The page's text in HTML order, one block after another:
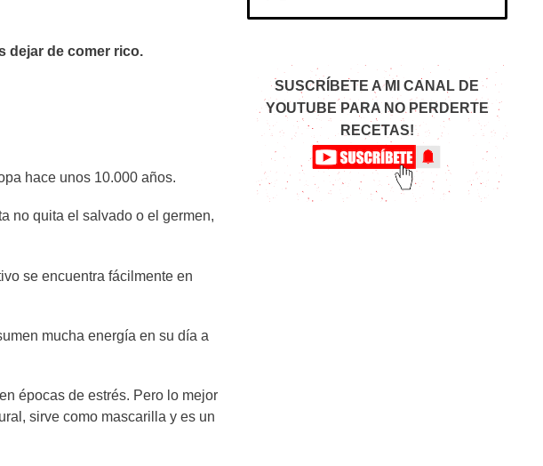
dejar de comer rico.
hace unos 10.000 años.
no quita el salvado o el germen,
se encuentra fácilmente en
mucha energía en su día a
épocas de estrés. Pero lo mejor
sirve como mascarilla y es un
SUSCRÍBETE A MI CANAL DE
YOUTUBE PARA NO PERDERTE
RECETAS!